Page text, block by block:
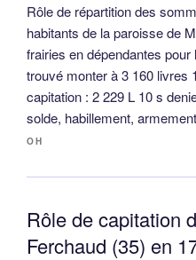
Rôle de répartition des
habitants de la paroisse de
frairies en dépendantes pour
trouvé monter à 3 160 livres
capitation : 2 229 L 10 s
solde, habillement,
OH
Rôle de capitation
Ferchaud (35) en